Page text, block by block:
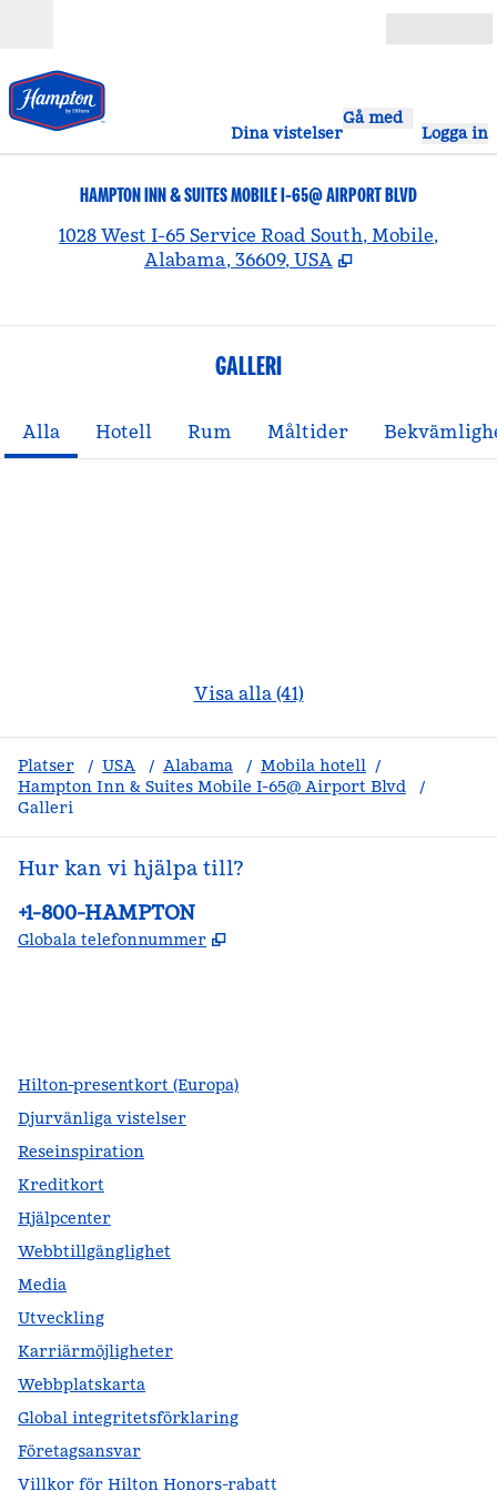
Dina vistelser
Gå med
Logga in
HAMPTON INN & SUITES MOBILE I-65@ AIRPORT BLVD
1028 West I-65 Service Road South, Mobile,
Alabama, 36609, USA
GALLERI
Alla Hotell Rum Måltider
Visa alla (41)
Platser / USA / Alabama / Mobila hotell /
Hampton Inn & Suites Mobile I-65@ Airport Blvd
/
Galleri
Hur kan vi hjälpa till?
Telefon:
+1-800-HAMPTON
Globala telefonnummer ,
Hilton-presentkort (Europa)
Djurvänliga vistelser
Reseinspiration
Kreditkort
Hjälpcenter
Webbtillgänglighet
Media
Utveckling
Karriärmöjligheter
Webbplatskarta
Global integritetsförklaring
Företagsansvar
Villkor för Hilton Honors-rabatt